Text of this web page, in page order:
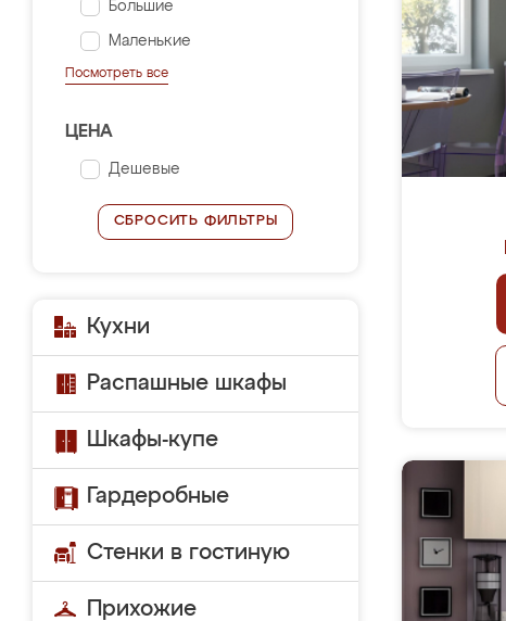
Большие
Маленькие
Посмотреть все
ЦЕНА
Дешевые
СБРОСИТЬ ФИЛЬТРЫ
Кухни
Распашные шкафы
Шкафы-купе
Гардеробные
Стенки в гостиную
Прихожие